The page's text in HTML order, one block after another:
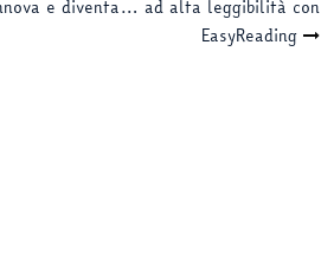
e diventa… ad alta leggibilità con
EasyReading